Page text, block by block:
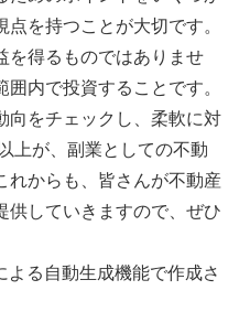
を持つことが大切です。
を得るものではありませ
内で投資することです。
向をチェックし、柔軟に対
上が、副業としての不動
れからも、皆さんが不動産
供していきますので、ぜひ
よる自動生成機能で作成さ